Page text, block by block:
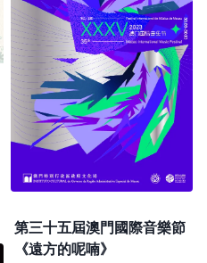
第三十五屆澳門國際音樂節
《遠方的呢喃》